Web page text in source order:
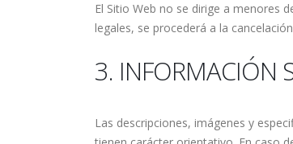
El Sitio Web no se dirige a menores
legales, se procederá a la
3. INFORMACIÓN
Las descripciones, imágenes y